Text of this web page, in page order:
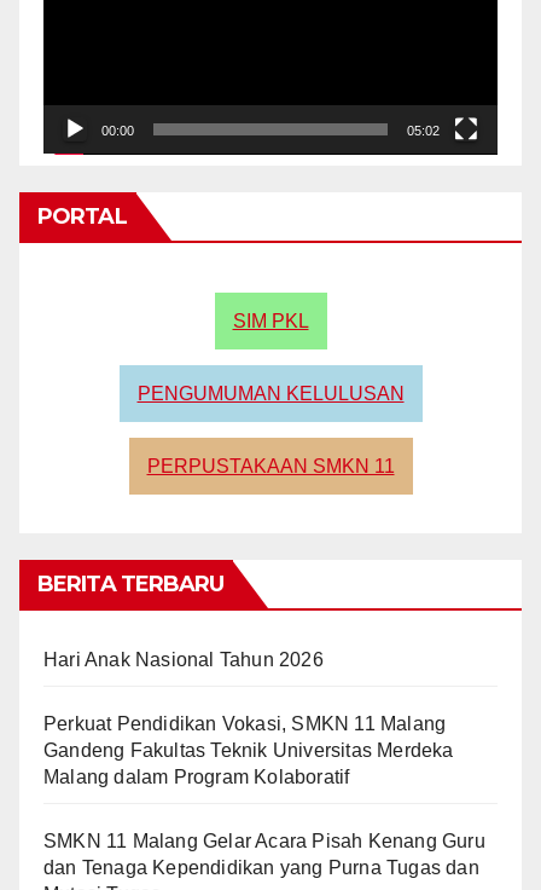
00:00 05:02
PORTAL
SIM PKL
PENGUMUMAN KELULUSAN
PERPUSTAKAAN SMKN 11
BERITA TERBARU
Hari Anak Nasional Tahun 2026
Perkuat Pendidikan Vokasi, SMKN 11 Malang
Gandeng Fakultas Teknik Universitas Merdeka
Malang dalam Program Kolaboratif
SMKN 11 Malang Gelar Acara Pisah Kenang Guru
dan Tenaga Kependidikan yang Purna Tugas dan